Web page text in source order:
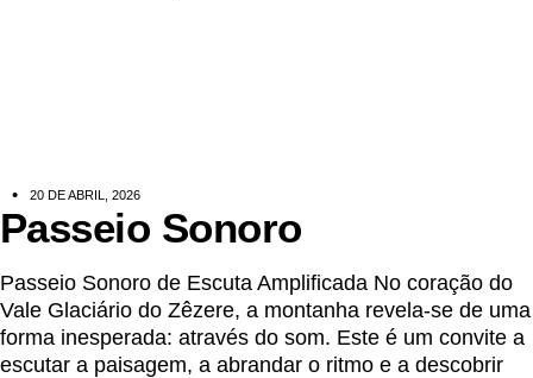
20 DE ABRIL, 2026
Passeio Sonoro
Passeio Sonoro de Escuta Amplificada No coração do
Vale Glaciário do Zêzere, a montanha revela-se de uma
forma inesperada: através do som. Este é um convite a
escutar a paisagem, a abrandar o ritmo e a descobrir